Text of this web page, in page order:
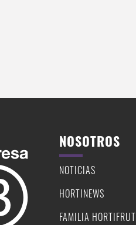
NOSOTROS
NOTICIAS
HORTINEWS
FAMILIA HORTIFRUT